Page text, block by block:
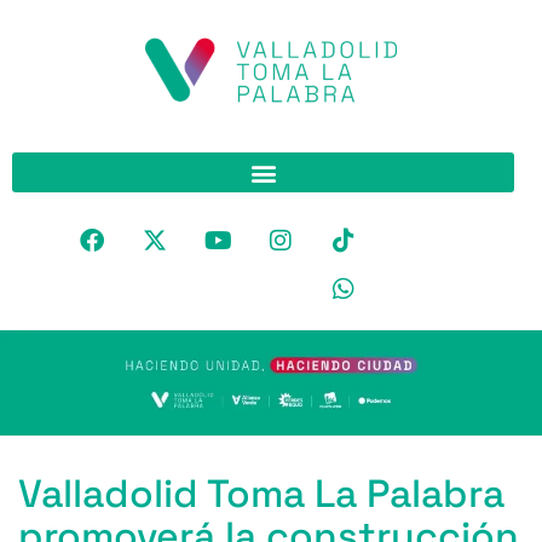
Valladolid Toma La Palabra